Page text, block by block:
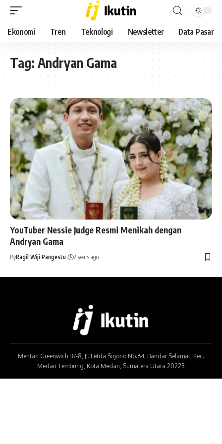
Ekonomi Tren Teknologi Newsletter Data Pasar
Tag: Andryan Gama
YouTuber Nessie Judge Resmi Menikah dengan
Andryan Gama
ByRagil Wiji Pangestu 2 years ago
Mentari Greenwich B7-8, Jl. Letda Sujono No.64, Bandar Selamat, Kec.
Medan Tembung, Kota Medan, Sumatera Utara 20223